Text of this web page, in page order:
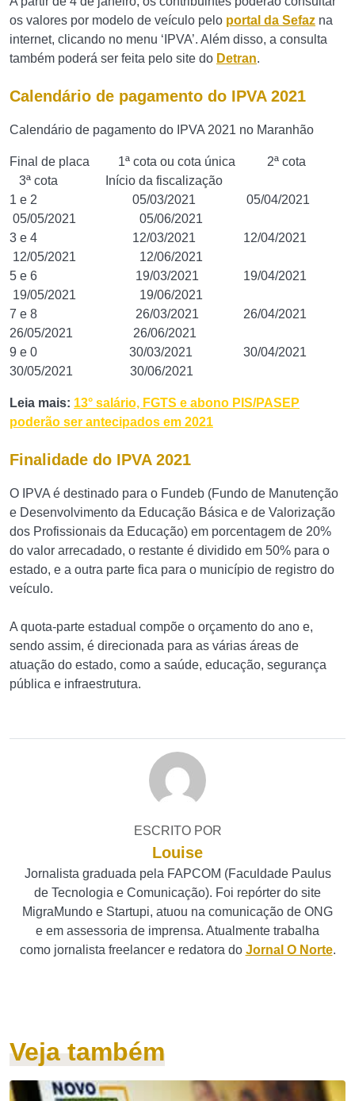
os valores por modelo de veículo pelo portal da Sefaz na
internet, clicando no menu ‘IPVA’. Além disso, a consulta
também poderá ser feita pelo site do Detran.
Calendário de pagamento do IPVA 2021
Calendário de pagamento do IPVA 2021 no Maranhão
Final de placa 1ª cota ou cota única 2ª cota
3ª cota Início da fiscalização
1 e 2 05/03/2021 05/04/2021
05/05/2021 05/06/2021
3 e 4 12/03/2021 12/04/2021
12/05/2021 12/06/2021
5 e 6 19/03/2021 19/04/2021
19/05/2021 19/06/2021
7 e 8 26/03/2021 26/04/2021
26/05/2021 26/06/2021
9 e 0 30/03/2021 30/04/2021
30/05/2021 30/06/2021
Leia mais: 13° salário, FGTS e abono PIS/PASEP
poderão ser antecipados em 2021
Finalidade do IPVA 2021
O IPVA é destinado para o Fundeb (Fundo de Manutenção
e Desenvolvimento da Educação Básica e de Valorização
dos Profissionais da Educação) em porcentagem de 20%
do valor arrecadado, o restante é dividido em 50% para o
estado, e a outra parte fica para o município de registro do
veículo.
A quota-parte estadual compõe o orçamento do ano e,
sendo assim, é direcionada para as várias áreas de
atuação do estado, como a saúde, educação, segurança
pública e infraestrutura.
ESCRITO POR
Louise
Jornalista graduada pela FAPCOM (Faculdade Paulus
de Tecnologia e Comunicação). Foi repórter do site
MigraMundo e Startupi, atuou na comunicação de ONG
e em assessoria de imprensa. Atualmente trabalha
como jornalista freelancer e redatora do Jornal O Norte.
Veja também